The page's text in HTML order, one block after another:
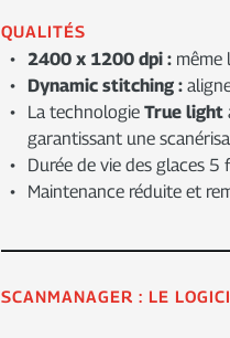
QUALITÉS
2400 x 1200 dpi : même
Dynamic stitching :
La technologie True light
garantissant une
Durée de vie des glaces 5
Maintenance réduite et
SCANMANAGER : LE